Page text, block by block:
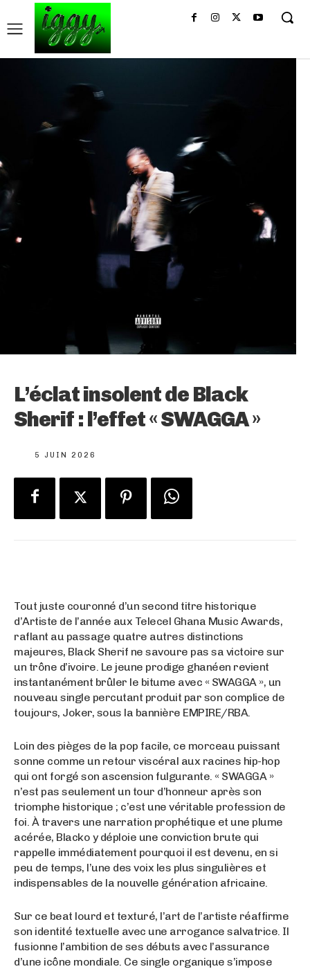
L’éclat insolent de Black
Sherif : l’effet « SWAGGA »
5 JUIN 2026
Tout juste couronné d’un second titre historique
d’Artiste de l’année aux Telecel Ghana Music Awards,
raflant au passage quatre autres distinctions
majeures, Black Sherif ne savoure pas sa victoire sur
un trône d’ivoire. Le jeune prodige ghanéen revient
instantanément brûler le bitume avec « SWAGGA », un
nouveau single percutant produit par son complice de
toujours, Joker, sous la bannière EMPIRE/RBA.
Loin des pièges de la pop facile, ce morceau puissant
sonne comme un retour viscéral aux racines hip-hop
qui ont forgé son ascension fulgurante. « SWAGGA »
n’est pas seulement un tour d’honneur après son
triomphe historique ; c’est une véritable profession de
foi. À travers une narration prophétique et une plume
acérée, Blacko y déploie une conviction brute qui
rappelle immédiatement pourquoi il est devenu, en si
peu de temps, l’une des voix les plus singulières et
indispensables de la nouvelle génération africaine.
Sur ce beat lourd et texturé, l’art de l’artiste réaffirme
son identité textuelle avec une arrogance salvatrice. Il
fusionne l’ambition de ses débuts avec l’assurance
d’une icône mondiale. Ce single organique s’impose